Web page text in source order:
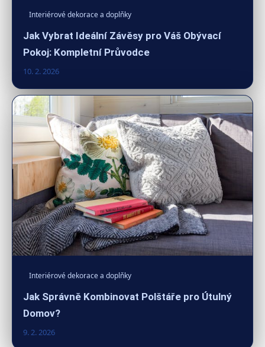
Interiérové dekorace a doplňky
Jak Vybrat Ideální Závěsy pro Váš Obývací
Pokoj: Kompletní Průvodce
10. 2. 2026
Interiérové dekorace a doplňky
Jak Správně Kombinovat Polštáře pro Útulný
Domov?
9. 2. 2026